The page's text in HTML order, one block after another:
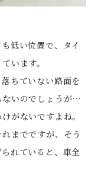
低い位置で、タイ
います。
ちていない路面を
ないのでしょうが…
がないですよね。
までですが、そう
れていると、車全